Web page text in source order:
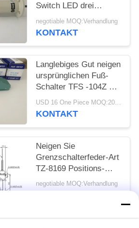
Switch LED drei
Farblicht mit Summer
negotiable MOQ:Verhandlung
KONTAKT
Langlebiges Gut neigen
ursprünglichen Fuß-
Schalter TFS -104Z mit
Aluminiumlegierungs-
Wohnung
USD 16 One Piece MOQ:20pcs
KONTAKT
Neigen Sie
Grenzschalterfeder-Art
TZ-8169 Positions-
Schalter TZ8169
negotiable MOQ:Verhandlung